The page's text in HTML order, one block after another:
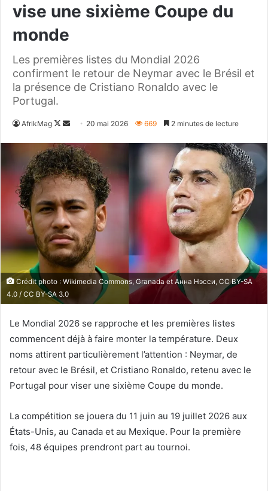
vise une sixième Coupe du
monde
Les premières listes du Mondial 2026
confirment le retour de Neymar avec le Brésil et
la présence de Cristiano Ronaldo avec le
Portugal.
AfrikMag
Follow
X
Envoyer
courriel
20 mai 2026 669 2 minutes de lecture
Crédit photo : Wikimedia Commons, Granada et Анна Нэсси, CC BY-SA
4.0 / CC BY-SA 3.0
Le Mondial 2026 se rapproche et les premières listes
commencent déjà à faire monter la température. Deux
noms attirent particulièrement l’attention : Neymar, de
retour avec le Brésil, et Cristiano Ronaldo, retenu avec le
Portugal pour viser une sixième Coupe du monde.
La compétition se jouera du 11 juin au 19 juillet 2026 aux
États-Unis, au Canada et au Mexique. Pour la première
fois, 48 équipes prendront part au tournoi.